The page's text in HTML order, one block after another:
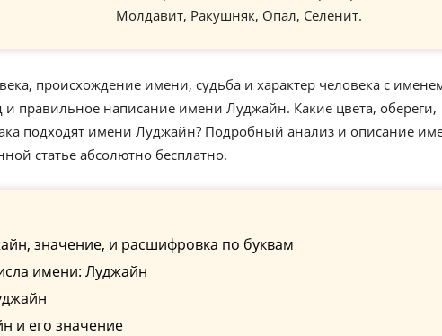
Молдавит, Ракушняк, Опал, Селенит.
происхождение имени, судьба и характер человека с
правильное написание имени Луджайн. Какие цвета, обереги,
подходят имени Луджайн? Подробный анализ и описание
статье абсолютно бесплатно.
значение, и расшифровка по буквам
имени: Луджайн
и его значение